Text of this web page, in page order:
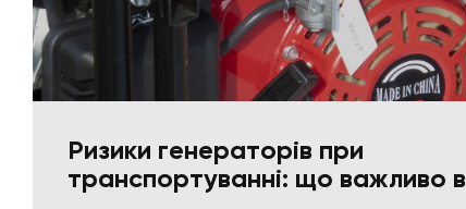
Ризики генераторів при
транспортуванні: що важливо в